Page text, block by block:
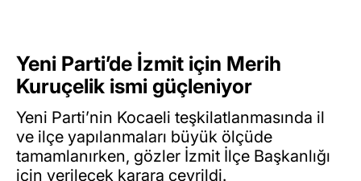
Yeni Parti’de İzmit için Merih
Kuruçelik ismi güçleniyor
Yeni Parti’nin Kocaeli teşkilatlanmasında il
ve ilçe yapılanmaları büyük ölçüde
tamamlanırken, gözler İzmit İlçe Başkanlığı
için verilecek karara çevrildi.